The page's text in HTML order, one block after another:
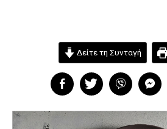
Δείτε τη Συνταγή